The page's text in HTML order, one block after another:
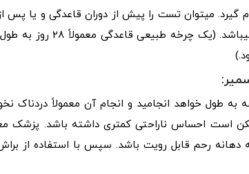
گیرد. میتوان تست را پیش از دوران قاعدگی و یا پس
انجام این تست اواسط سیکل
به طول خواهد انجامید و انجام آن معمولاً دردناک
است احساس ناراحتی کمتری داشته باشد. پزشک
دهانه رحم قابل رویت باشد. سپس با استفاده از